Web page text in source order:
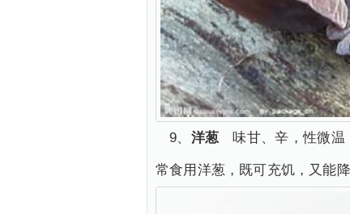
9、 洋葱 味甘、辛，性微温
常食用洋葱，既可充饥，又能